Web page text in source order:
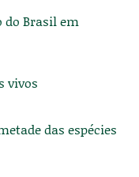
do Brasil em
vivos
das espécies